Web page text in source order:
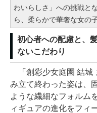
わいらしさ」への挑戦と
ら、柔らかで華奢な女の
初心者への配慮と、
ないこだわり
「創彩少女庭園 結城
み立て終わった姿は、
ような繊細なフォルム
ィギュアの進化をフィ